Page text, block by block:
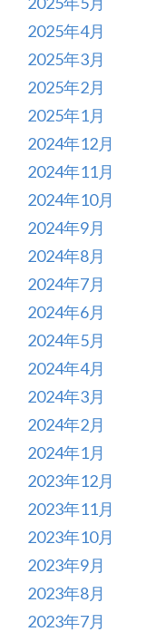
2025年4月
2025年3月
2025年2月
2025年1月
2024年12月
2024年11月
2024年10月
2024年9月
2024年8月
2024年7月
2024年6月
2024年5月
2024年4月
2024年3月
2024年2月
2024年1月
2023年12月
2023年11月
2023年10月
2023年9月
2023年8月
2023年7月